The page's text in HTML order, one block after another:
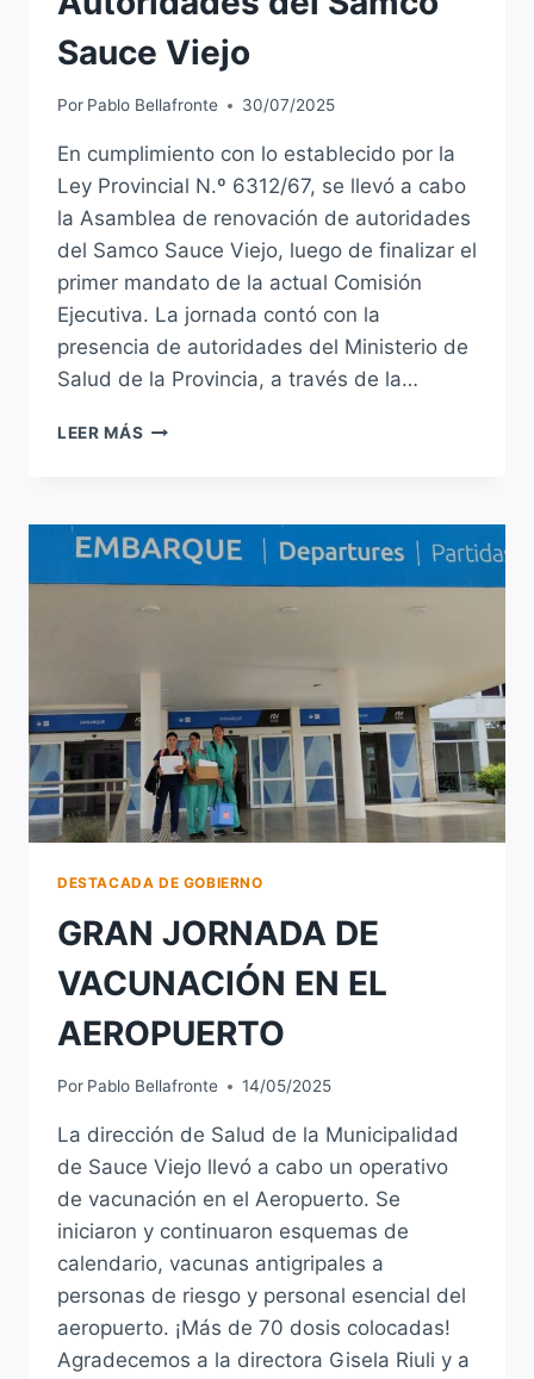
Sauce Viejo
Por Pablo Bellafronte 30/07/2025
En cumplimiento con lo establecido por la
Ley Provincial N.º 6312/67, se llevó a cabo
la Asamblea de renovación de autoridades
del Samco Sauce Viejo, luego de finalizar el
primer mandato de la actual Comisión
Ejecutiva. La jornada contó con la
presencia de autoridades del Ministerio de
Salud de la Provincia, a través de la…
LEER MÁS SE
DE
RENOVACIÓN
SAUCE
VIEJO
DESTACADA DE GOBIERNO
GRAN JORNADA DE
VACUNACIÓN EN EL
AEROPUERTO
Por Pablo Bellafronte 14/05/2025
La dirección de Salud de la Municipalidad
de Sauce Viejo llevó a cabo un operativo
de vacunación en el Aeropuerto. Se
iniciaron y continuaron esquemas de
calendario, vacunas antigripales a
personas de riesgo y personal esencial del
aeropuerto. ¡Más de 70 dosis colocadas!
Agradecemos a la directora Gisela Riuli y a